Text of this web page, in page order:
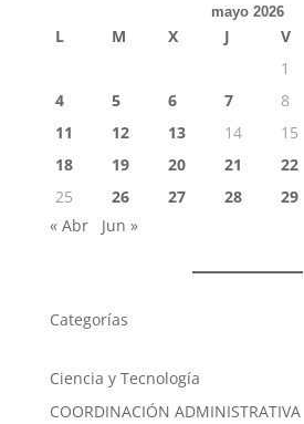
mayo 2026
L M X J V
1
4
5 6 7 8
11
12 13 14 15
18
19 20 21 22
25
26 27 28 29
« Abr
Jun »
Categorías
Ciencia y Tecnología
COORDINACIÓN ADMINISTRATIVA